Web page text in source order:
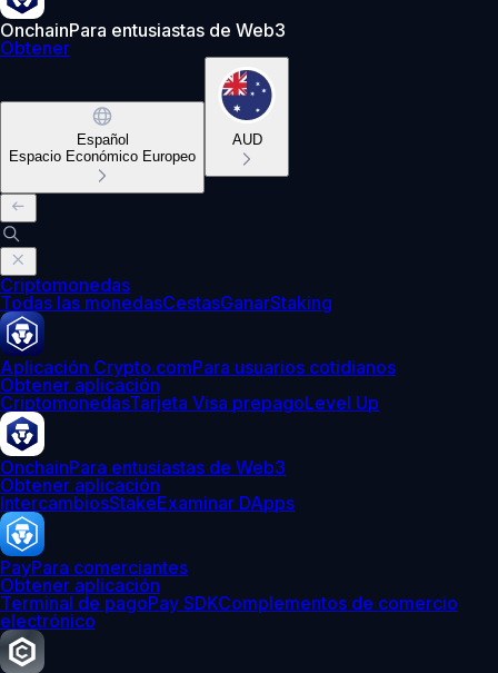
OnchainPara entusiastas de Web3
Obtener
Español
Espacio Económico Europeo
AUD
Criptomonedas
Todas las monedasCestasGanarStaking
Aplicación Crypto.comPara usuarios cotidianos
Obtener aplicación
CriptomonedasTarjeta Visa prepagoLevel Up
OnchainPara entusiastas de Web3
Obtener aplicación
IntercambiosStakeExaminar DApps
PayPara comerciantes
Obtener aplicación
Terminal de pagoPay SDKComplementos de comercio
electrónico